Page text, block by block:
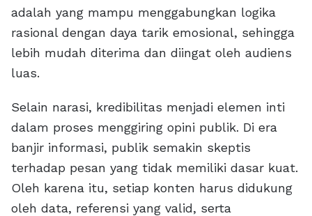
adalah yang mampu menggabungkan logika
rasional dengan daya tarik emosional, sehingga
lebih mudah diterima dan diingat oleh audiens
luas.
Selain narasi, kredibilitas menjadi elemen inti
dalam proses menggiring opini publik. Di era
banjir informasi, publik semakin skeptis
terhadap pesan yang tidak memiliki dasar kuat.
Oleh karena itu, setiap konten harus didukung
oleh data, referensi yang valid, serta